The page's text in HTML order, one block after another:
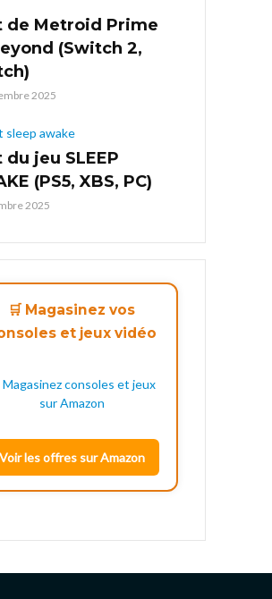
de Metroid Prime
(Switch 2,
2025
du jeu SLEEP
(PS5, XBS, PC)
2025
🛒 Magasinez vos
et jeux vidéo
Voir les offres sur Amazon